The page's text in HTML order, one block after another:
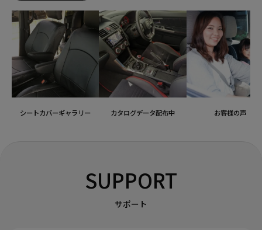
シートカバーギャラリー カタログデータ配布中 お客様の声
SUPPORT
サポート